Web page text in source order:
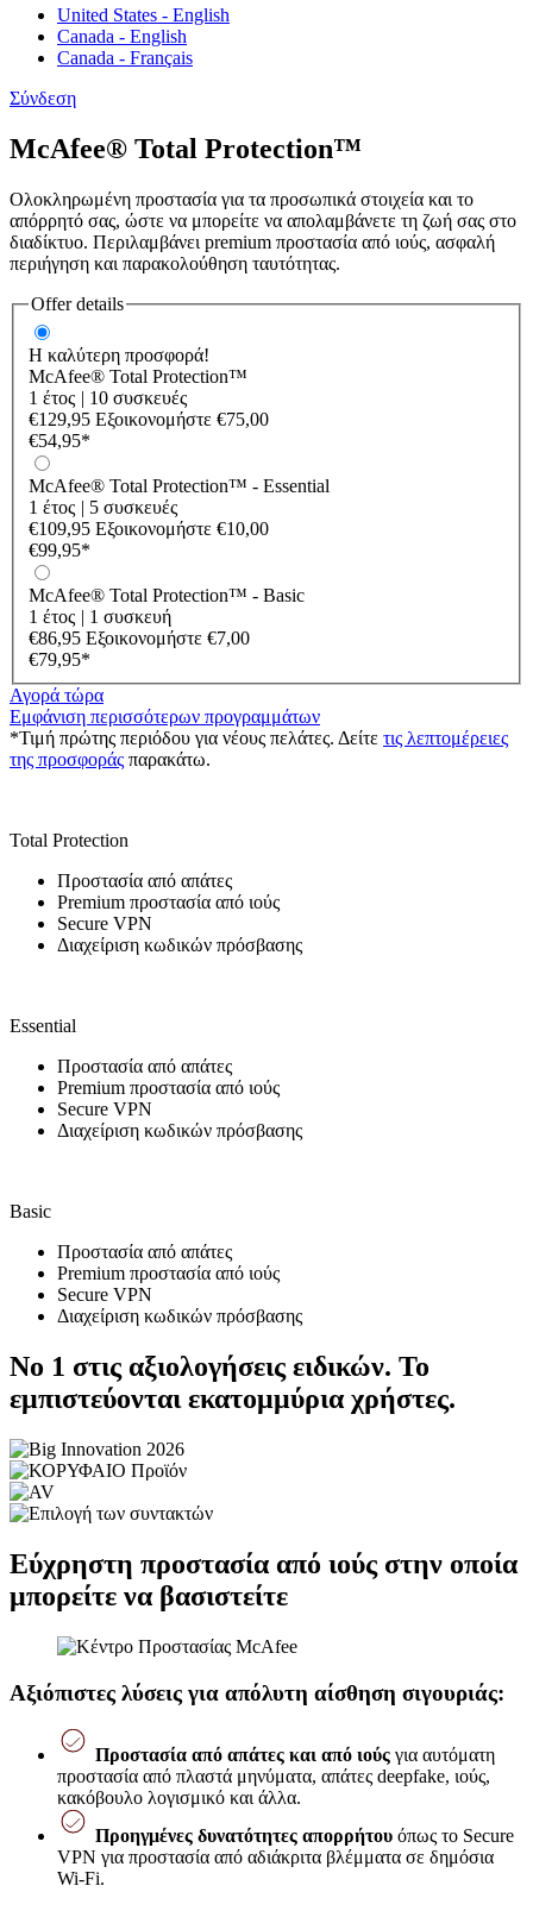
United States - English
Canada - English
Canada - Français
Σύνδεση
McAfee® Total Protection™
Ολοκληρωμένη προστασία για τα προσωπικά στοιχεία και το
απόρρητό σας, ώστε να μπορείτε να απολαμβάνετε τη ζωή σας στο
διαδίκτυο. Περιλαμβάνει premium προστασία από ιούς, ασφαλή
περιήγηση και παρακολούθηση ταυτότητας.
Offer details
Η καλύτερη προσφορά!
McAfee® Total Protection™
1 έτος | 10 συσκευές
€129,95 Εξοικονομήστε €75,00
€54,95*
McAfee® Total Protection™ - Essential
1 έτος | 5 συσκευές
€109,95 Εξοικονομήστε €10,00
€99,95*
McAfee® Total Protection™ - Basic
1 έτος | 1 συσκευή
€86,95 Εξοικονομήστε €7,00
€79,95*
Αγορά τώρα
Εμφάνιση περισσότερων προγραμμάτων
*Τιμή πρώτης περιόδου για νέους πελάτες. Δείτε τις λεπτομέρειες
της προσφοράς παρακάτω.
Total Protection
Προστασία από απάτες
Premium προστασία από ιούς
Secure VPN
Διαχείριση κωδικών πρόσβασης
Essential
Προστασία από απάτες
Premium προστασία από ιούς
Secure VPN
Διαχείριση κωδικών πρόσβασης
Basic
Προστασία από απάτες
Premium προστασία από ιούς
Secure VPN
Διαχείριση κωδικών πρόσβασης
Νο 1 στις αξιολογήσεις ειδικών. Το
εμπιστεύονται εκατομμύρια χρήστες.
Εύχρηστη προστασία από ιούς στην οποία
μπορείτε να βασιστείτε
Αξιόπιστες λύσεις για απόλυτη αίσθηση σιγουριάς:
Προστασία από απάτες και από ιούς για αυτόματη
προστασία από πλαστά μηνύματα, απάτες deepfake, ιούς,
κακόβουλο λογισμικό και άλλα.
Προηγμένες δυνατότητες απορρήτου όπως το Secure
VPN για προστασία από αδιάκριτα βλέμματα σε δημόσια
Wi-Fi.